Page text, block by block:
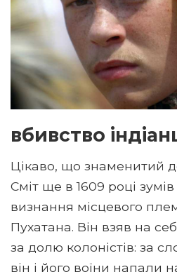
вбивство
Цікаво, що знаменитий
Сміт ще в 1609 році
визнання місцевого
Пухатана. Він взяв на
за долю колоністів: за
він і його воїни напали